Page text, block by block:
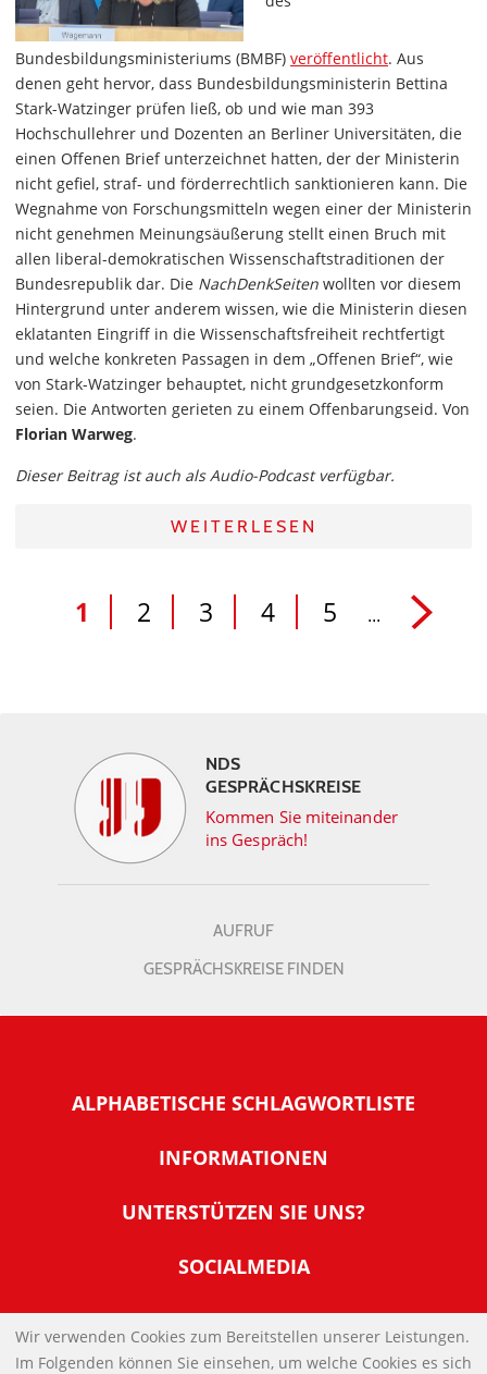
Bundesbildungsministeriums (BMBF) veröffentlicht. Aus
denen geht hervor, dass Bundesbildungsministerin Bettina
Stark-Watzinger prüfen ließ, ob und wie man 393
Hochschullehrer und Dozenten an Berliner Universitäten, die
einen Offenen Brief unterzeichnet hatten, der der Ministerin
nicht gefiel, straf- und förderrechtlich sanktionieren kann. Die
Wegnahme von Forschungsmitteln wegen einer der Ministerin
nicht genehmen Meinungsäußerung stellt einen Bruch mit
allen liberal-demokratischen Wissenschaftstraditionen der
Bundesrepublik dar. Die NachDenkSeiten wollten vor diesem
Hintergrund unter anderem wissen, wie die Ministerin diesen
eklatanten Eingriff in die Wissenschaftsfreiheit rechtfertigt
und welche konkreten Passagen in dem „Offenen Brief“, wie
von Stark-Watzinger behauptet, nicht grundgesetzkonform
seien. Die Antworten gerieten zu einem Offenbarungseid. Von
Florian Warweg.
Dieser Beitrag ist auch als Audio-Podcast verfügbar.
WEITERLESEN
1 2 3 4 5 ...
NDS
GESPRÄCHSKREISE
Kommen Sie miteinander
ins Gespräch!
AUFRUF
GESPRÄCHSKREISE FINDEN
ALPHABETISCHE SCHLAGWORTLISTE
INFORMATIONEN
Warum NachDenkSeiten
Tipps zur Nutzung der NachDenkSeiten
Banner und E-Mail-Signaturen
Links
UNTERSTÜTZEN SIE UNS?
Werden Sie Fördermitglied
Spenden Sie Online
SOCIALMEDIA
IMPRESSUM
Wir verwenden Cookies zum Bereitstellen unserer Leistungen.
Im Folgenden können Sie einsehen, um welche Cookies es sich